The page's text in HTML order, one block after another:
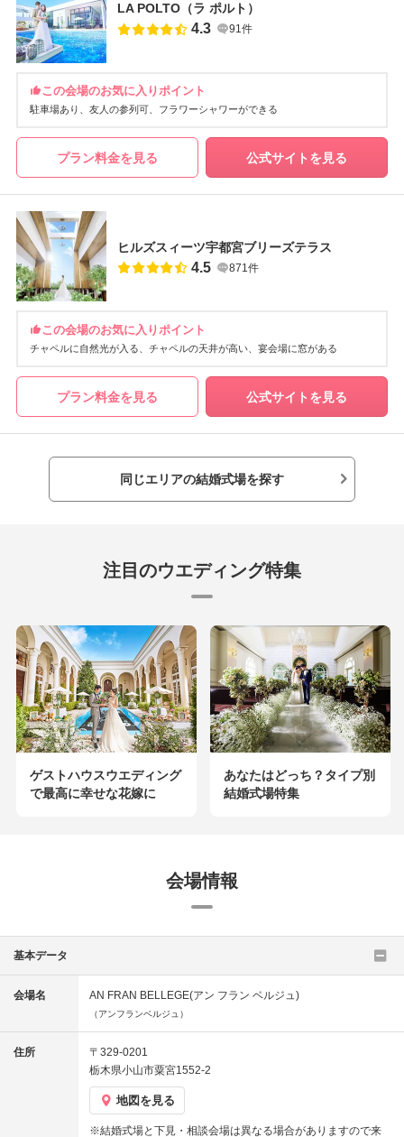
LA POLTO（ラ ポルト）
4.3 91件
この会場のお気に入りポイント
駐車場あり 友人の参列可 フラワーシャワーができる
プラン料金を見る 公式サイトを見る
ヒルズスィーツ宇都宮ブリーズテラス
4.5 871件
この会場のお気に入りポイント
チャペルに自然光が入る チャペルの天井が高い 宴会場に窓がある
プラン料金を見る 公式サイトを見る
同じエリアの結婚式場を探す
注目のウエディング特集
ゲストハウスウエディング
で最高に幸せな花嫁に
あなたはどっち？タイプ別
結婚式場特集
会場情報
基本データ
会場名 AN FRAN BELLEGE(アン フラン ベルジュ)
（アンフランベルジュ）
住所
〒329-0201
栃木県小山市粟宮1552-2
地図を見る
※結婚式場と下見・相談会場は異なる場合がありますので来